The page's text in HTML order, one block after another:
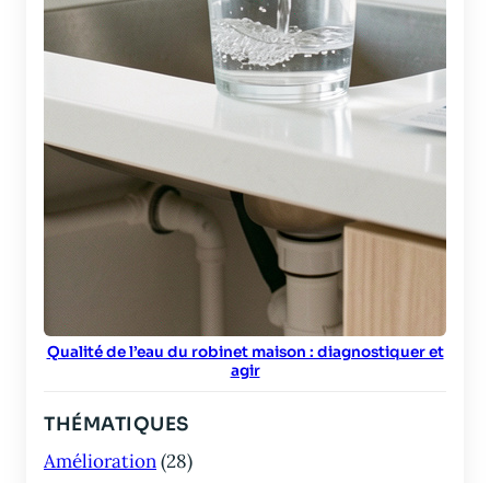
Qualité de l’eau du robinet maison : diagnostiquer et
agir
THÉMATIQUES
Amélioration(28)